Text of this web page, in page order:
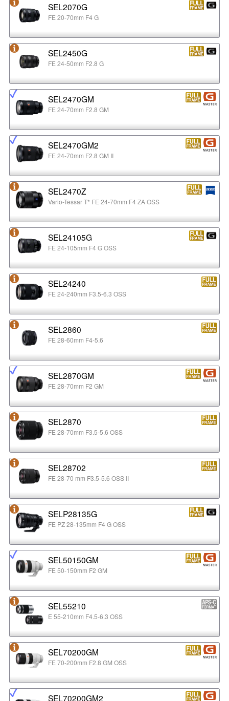
SEL2070G
FE 20-70mm F4 G
SEL2450G
FE 24-50mm F2.8 G
SEL2470GM
FE 24-70mm F2.8 GM
SEL2470GM2
FE 24-70mm F2.8 GM II
SEL2470Z
Vario-Tessar T* FE 24-70mm F4 ZA OSS
SEL24105G
FE 24-105mm F4 G OSS
SEL24240
FE 24-240mm F3.5-6.3 OSS
SEL2860
FE 28-60mm F4-5.6
SEL2870GM
FE 28-70mm F2 GM
SEL2870
FE 28-70mm F3.5-5.6 OSS
SEL28702
FE 28-70 mm F3.5-5.6 OSS II
SELP28135G
FE PZ 28-135mm F4 G OSS
SEL50150GM
FE 50-150mm F2 GM
SEL55210
E 55-210mm F4.5-6.3 OSS
SEL70200GM
FE 70-200mm F2.8 GM OSS
SEL70200GM2